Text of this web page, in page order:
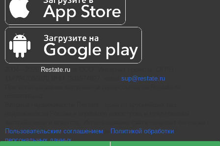
Restate.ru
sup@restate.ru
Пользовательским соглашением
Политикой обработки
персональных данных